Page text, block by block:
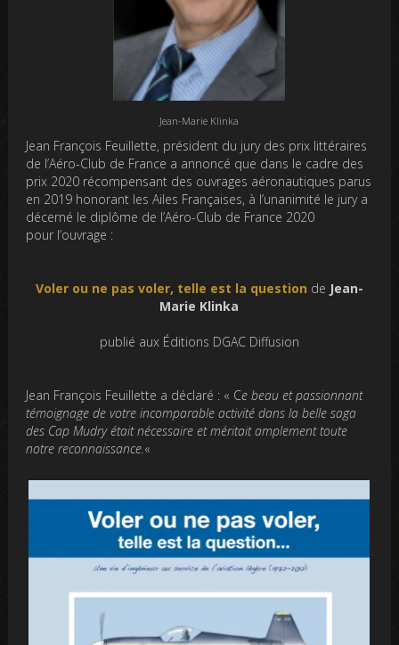
Jean-Marie Klinka
Jean François Feuillette, président du jury des prix littéraires
de l’Aéro-Club de France a annoncé que dans le cadre des
prix 2020 récompensant des ouvrages aéronautiques parus
en 2019 honorant les Ailes Françaises, à l’unanimité le jury a
décerné le diplôme de l’Aéro-Club de France 2020
pour l’ouvrage :
Voler ou ne pas voler, telle est la question de Jean-
Marie Klinka
publié aux Éditions DGAC Diffusion
Jean François Feuillette a déclaré : « Ce beau et passionnant
témoignage de votre incomparable activité dans la belle saga
des Cap Mudry était nécessaire et méritait amplement toute
notre reconnaissance.«